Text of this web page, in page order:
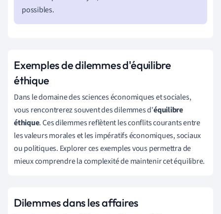
possibles.
Exemples de dilemmes d'équilibre
éthique
Dans le domaine des sciences économiques et sociales,
vous rencontrerez souvent des dilemmes d'équilibre
éthique. Ces dilemmes reflètent les conflits courants entre
les valeurs morales et les impératifs économiques, sociaux
ou politiques. Explorer ces exemples vous permettra de
mieux comprendre la complexité de maintenir cet équilibre.
Dilemmes dans les affaires